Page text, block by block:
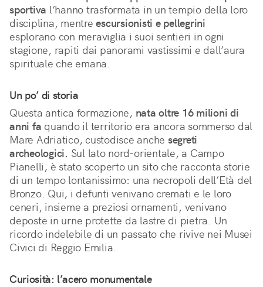
sportiva l’hanno trasformata in un tempio della loro
disciplina, mentreescursionisti e pellegrini
esplorano con meraviglia i suoi sentieri in ogni
stagione, rapiti dai panorami vastissimi e dall’aura
spirituale che emana.
Un po’ di storia
Questa antica formazione, nata oltre 16 milioni di
anni fa quando il territorio era ancora sommerso dal
Mare Adriatico, custodisce anche segreti
archeologici. Sul lato nord-orientale, a Campo
Pianelli, è stato scoperto un sito che racconta storie
di un tempo lontanissimo: una necropoli dell’Età del
Bronzo. Qui, i defunti venivano cremati e le loro
ceneri, insieme a preziosi ornamenti, venivano
deposte in urne protette da lastre di pietra. Un
ricordo indelebile di un passato che rivive nei Musei
Civici di Reggio Emilia.
Curiosità: l’acero monumentale